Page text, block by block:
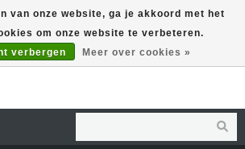
van onze website, ga je akkoord met het
om onze website te verbeteren.
verbergen
Meer over cookies »